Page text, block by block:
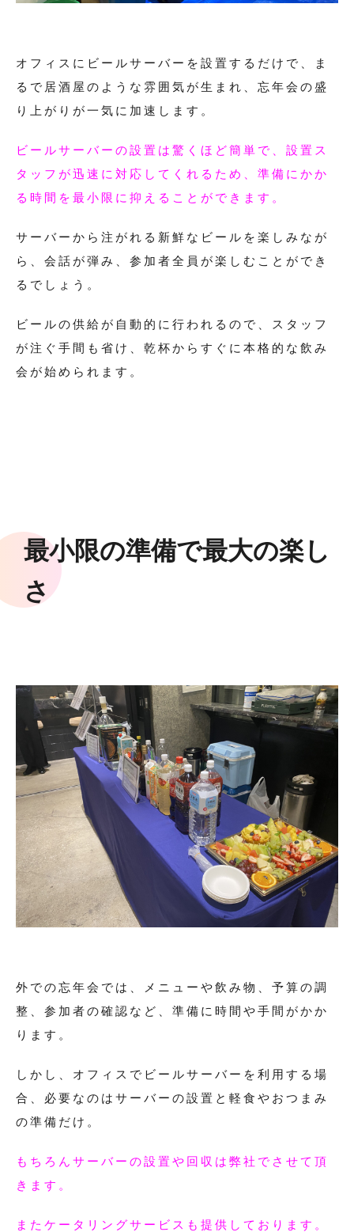
オフィスにビールサーバーを設置するだけで、ま
るで居酒屋のような雰囲気が生まれ、忘年会の盛
り上がりが一気に加速します。
ビールサーバーの設置は驚くほど簡単で、設置ス
タッフが迅速に対応してくれるため、準備にかか
る時間を最小限に抑えることができます。
サーバーから注がれる新鮮なビールを楽しみなが
ら、会話が弾み、参加者全員が楽しむことができ
るでしょう。
ビールの供給が自動的に行われるので、スタッフ
が注ぐ手間も省け、乾杯からすぐに本格的な飲み
会が始められます。
最小限の準備で最大の楽し
さ
外での忘年会では、メニューや飲み物、予算の調
整、参加者の確認など、準備に時間や手間がかか
ります。
しかし、オフィスでビールサーバーを利用する場
合、必要なのはサーバーの設置と軽食やおつまみ
の準備だけ。
もちろんサーバーの設置や回収は弊社でさせて頂
きます。
またケータリングサービスも提供しております。